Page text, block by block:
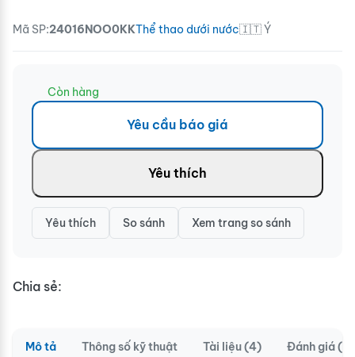
Mã SP:24016NOO0KKThể thao dưới nước🇮🇹 Ý
Còn hàng
Yêu cầu báo giá
Yêu thích
Yêu thích So sánh Xem trang so sánh
Chia sẻ:
Mô tả Thông số kỹ thuật Tài liệu (4) Đánh giá (0)